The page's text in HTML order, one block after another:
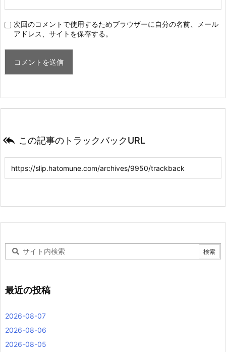
次回のコメントで使用するためブラウザーに自分の名前、メール
アドレス、サイトを保存する。
 この記事のトラックバックURL
最近の投稿
2026-08-07
2026-08-06
2026-08-05